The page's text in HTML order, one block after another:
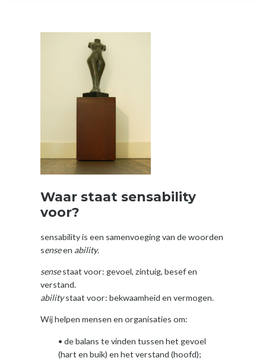
Waar staat sensability
voor?
sensability is een samenvoeging van de woorden
senseen ability.
sensestaat voor: gevoel, zintuig, besef en
verstand.
abilitystaat voor: bekwaamheid en vermogen.
Wij helpen mensen en organisaties om:
• de balans te vinden tussen het gevoel
(hart en buik) en het verstand (hoofd);